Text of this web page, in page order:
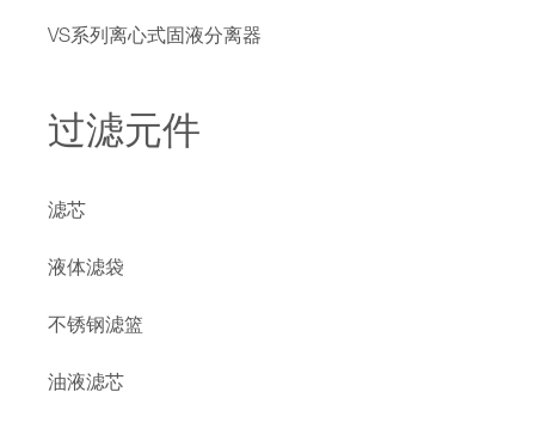
VS系列离心式固液分离器
过滤元件
滤芯
液体滤袋
不锈钢滤篮
油液滤芯